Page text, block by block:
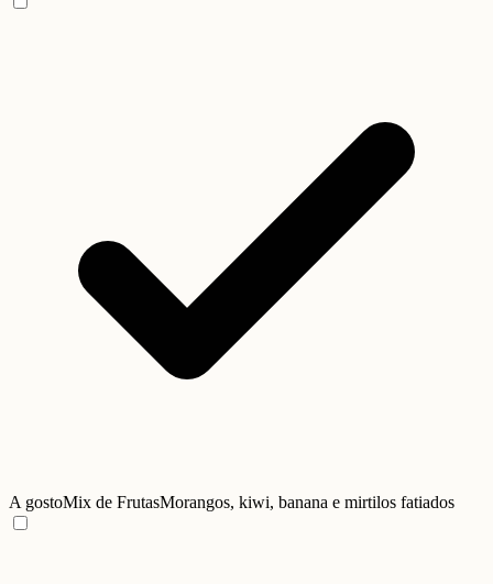
A gostoMix de FrutasMorangos, kiwi, banana e mirtilos fatiados